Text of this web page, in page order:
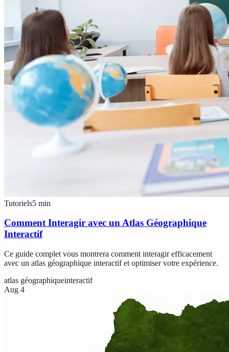
Tutoriels5 min
Comment Interagir avec un Atlas Géographique
Interactif
Ce guide complet vous montrera comment interagir efficacement
avec un atlas géographique interactif et optimiser votre expérience.
atlas géographiqueinteractif
Aug 4